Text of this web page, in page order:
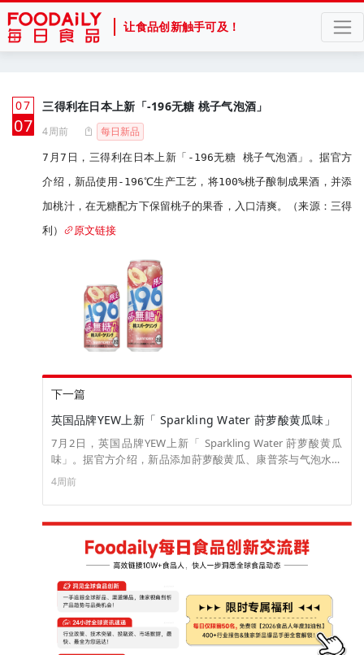
让食品创新触手可及！
07
月
07
三得利在日本上新「-196无糖 桃子气泡酒」
4周前 每日新品
7月7日，三得利在日本上新「-196无糖 桃子气泡酒」。据官方
介绍，新品使用-196℃生产工艺，将100%桃子酿制成果酒，并添
加桃汁，在无糖配方下保留桃子的果香，入口清爽。（来源：三得
利）
原文链接
下一篇
英国品牌YEW上新「 Sparkling Water 莳萝酸黄瓜味」
7月2日，英国品牌YEW上新「 Sparkling Water 莳萝酸黄瓜
味」。据官方介绍，新品添加莳萝酸黄瓜、康普茶与气泡水，
零糖、零甜味剂、零卡路里，口感清爽。 目前，新品已上架
yewdrink.com网站，每罐售价为1.23英镑（约合人民币11.17
元）。（来源：YEW drinks）
4周前